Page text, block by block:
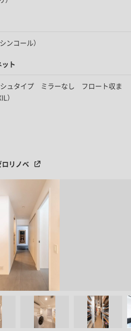
ンコール）
ト
シュタイプ ミラーなし フロート収ま
）
リノベ